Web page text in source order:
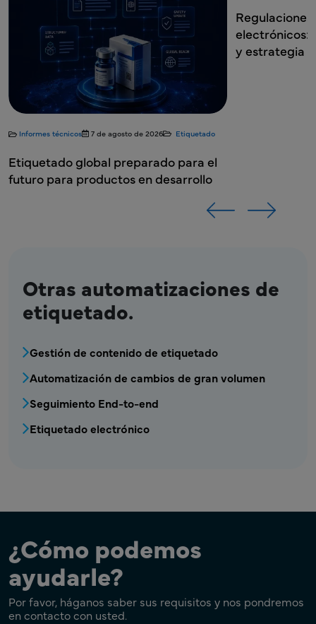
técnicos 7 de agosto de 2026 Etiquetado
global preparado para el
para productos en desarrollo
Regulaciones
electrónicos:
y estrategia de
Otras automatizaciones de
etiquetado.
MPR - Etiquetado - Menú de
Gestión de contenido de etiquetado
Automatización de cambios de gran volumen
Seguimiento End-to-end
Etiquetado electrónico
¿Cómo podemos
ayudarle?
Por favor, háganos saber sus requisitos y nos pondremos
en contacto con usted.